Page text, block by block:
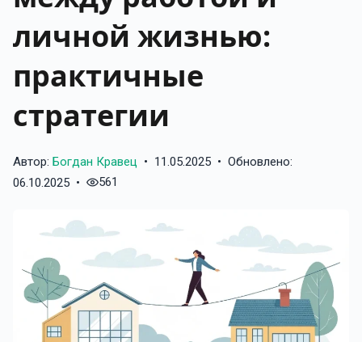
личной жизнью:
практичные
стратегии
Автор: Богдан Кравец • 11.05.2025 • Обновлено:
06.10.2025 • 561